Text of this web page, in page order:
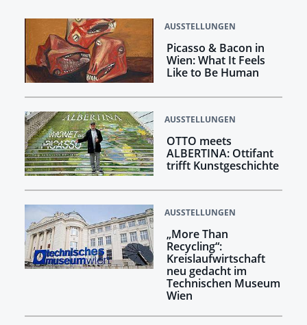
AUSSTELLUNGEN
Picasso & Bacon in
Wien: What It Feels
Like to Be Human
AUSSTELLUNGEN
OTTO meets
ALBERTINA: Ottifant
trifft Kunstgeschichte
AUSSTELLUNGEN
„More Than
Recycling“:
Kreislaufwirtschaft
neu gedacht im
Technischen Museum
Wien